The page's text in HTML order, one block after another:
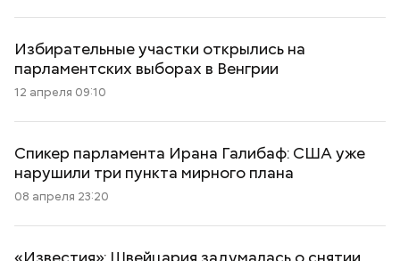
Избирательные участки открылись на
парламентских выборах в Венгрии
12 апреля 09:10
Спикер парламента Ирана Галибаф: США уже
нарушили три пункта мирного плана
08 апреля 23:20